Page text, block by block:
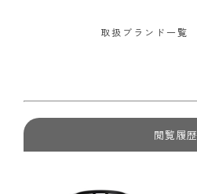
取扱ブランド一覧
閲覧履歴